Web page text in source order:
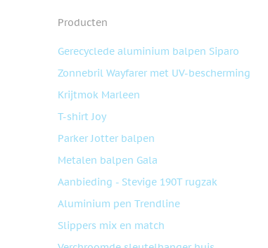
Producten
Gerecyclede aluminium balpen Siparo
Zonnebril Wayfarer met UV-bescherming
Krijtmok Marleen
T-shirt Joy
Parker Jotter balpen
Metalen balpen Gala
Aanbieding - Stevige 190T rugzak
Aluminium pen Trendline
Slippers mix en match